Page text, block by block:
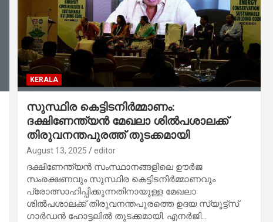
KERALA
സുസ്ഥിര കെട്ടിടനിർമ്മാണം:
ദക്ഷിണേന്ത്യൻ മേഖലാ ശിൽപശാലക്ക്
തിരുവനന്തപുരത്ത് തുടക്കമായി
August 13, 2025 editor
ദക്ഷിണേന്ത്യൻ സംസ്ഥാനങ്ങളിലെ ഊർജ
സംരക്ഷണവും സുസ്ഥിര കെട്ടിടനിർമ്മാണവും
പ്രോത്സാഹിപ്പിക്കുന്നതിനായുള്ള മേഖലാ
ശിൽപശാലക്ക് തിരുവനന്തപുരത്തെ ഉദയ സ്യൂട്ട്‌സ്
ഗാർഡൻ ഹോട്ടലിൽ തുടക്കമായി. എനർജി…